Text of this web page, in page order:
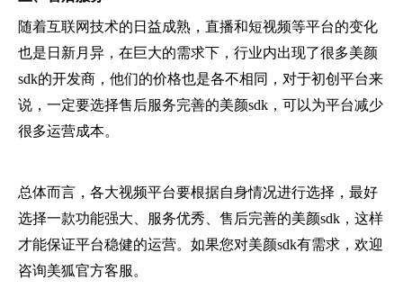
随着互联网技术的日益成熟，直播和短视频等平台的变化
也是日新月异，在巨大的需求下，行业内出现了很多美颜
sdk的开发商，他们的价格也是各不相同，对于初创平台来
说，一定要选择售后服务完善的美颜sdk，可以为平台减少
很多运营成本。
总体而言，各大视频平台要根据自身情况进行选择，最好
选择一款功能强大、服务优秀、售后完善的美颜sdk，这样
才能保证平台稳健的运营。如果您对美颜sdk有需求，欢迎
咨询美狐官方客服。